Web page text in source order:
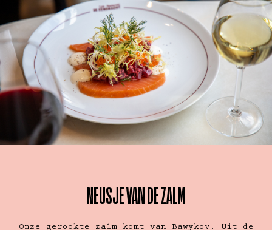
NEUSJE VAN DE ZALM
Onze gerookte zalm komt van Bawykov. Uit de